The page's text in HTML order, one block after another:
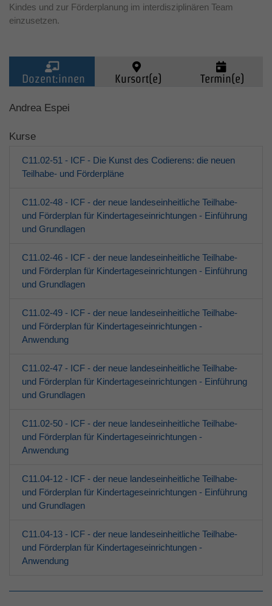
Kindes und zur Förderplanung im interdisziplinären Team
einzusetzen.
Dozent:innen Kursort(e) Termin(e)
Kinder (0-6)
Jugendliche
Erwachsene
Über den jfd
Kurssuche
Andrea Espei
Kurse
C11.02-51 - ICF - Die Kunst des Codierens: die neuen
Teilhabe- und Förderpläne
C11.02-48 - ICF - der neue landeseinheitliche Teilhabe-
und Förderplan für Kindertageseinrichtungen - Einführung
und Grundlagen
C11.02-46 - ICF - der neue landeseinheitliche Teilhabe-
und Förderplan für Kindertageseinrichtungen - Einführung
und Grundlagen
C11.02-49 - ICF - der neue landeseinheitliche Teilhabe-
und Förderplan für Kindertageseinrichtungen -
Anwendung
C11.02-47 - ICF - der neue landeseinheitliche Teilhabe-
und Förderplan für Kindertageseinrichtungen - Einführung
und Grundlagen
C11.02-50 - ICF - der neue landeseinheitliche Teilhabe-
und Förderplan für Kindertageseinrichtungen -
Anwendung
C11.04-12 - ICF - der neue landeseinheitliche Teilhabe-
und Förderplan für Kindertageseinrichtungen - Einführung
und Grundlagen
C11.04-13 - ICF - der neue landeseinheitliche Teilhabe-
und Förderplan für Kindertageseinrichtungen -
Anwendung